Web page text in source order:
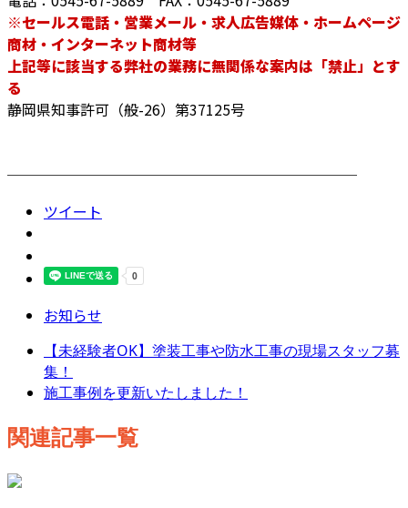
※セールス電話・営業メール・求人広告媒体・ホームページ
商材・インターネット商材等
上記等に該当する弊社の業務に無関係な案内は「禁止」とす
る
静岡県知事許可（般-26）第37125号
────────────────────────
ツイート
お知らせ
【未経験者OK】塗装工事や防水工事の現場スタッフ募
集！
施工事例を更新いたしました！
関連記事一覧